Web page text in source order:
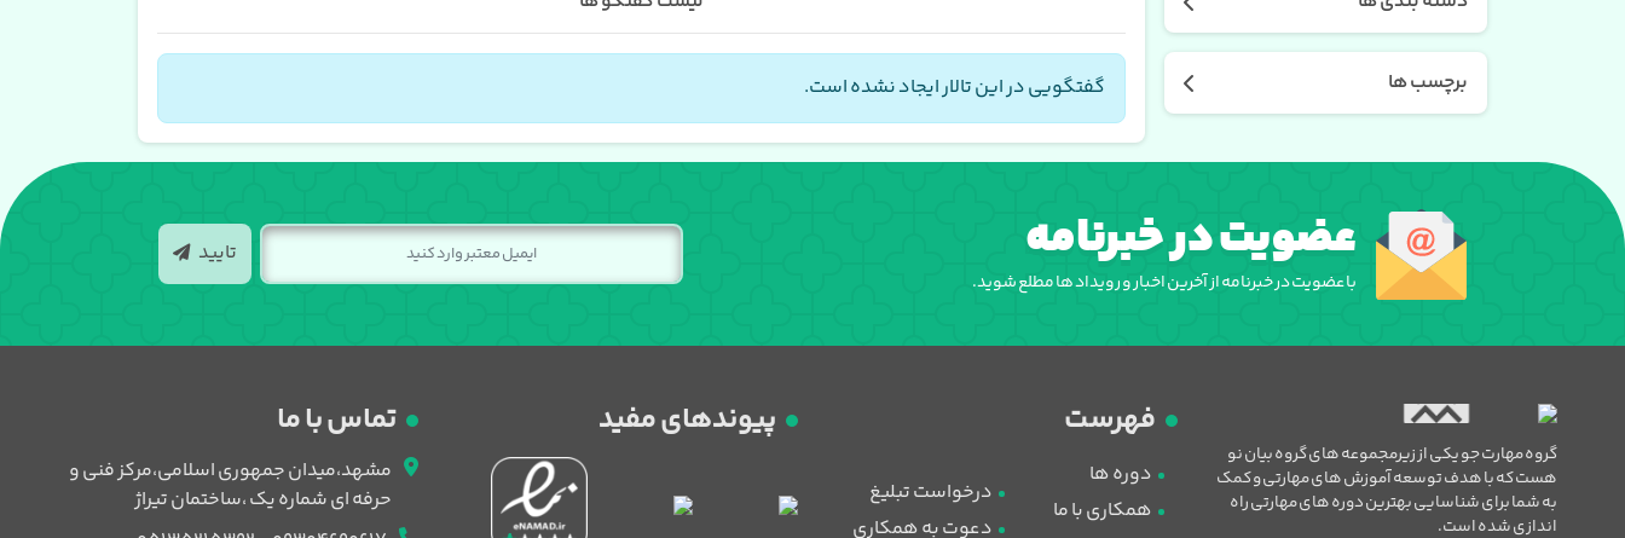
برچسب ها گفتگویی در این تالار ایجاد نشده است.
عضویت در خبرنامه
با عضویت در خبرنامه از آخرین اخبار و رویداد ها مطلع شوید.
تایید
گروه مهارت جو یکی از زیرمجموعه های گروه بیان نو
هست که با هدف توسعه آموزش های مهارتی و کمک
به شما برای شناسایی بهترین دوره های مهارتی راه
اندازی شده است.
فهرست
دوره ها
همکاری با ما
درخواست تبلیغ
دعوت به همکاری
پیوندهای مفید تماس با ما
مشهد،میدان جمهوری اسلامی،مرکز فنی و
حرفه ای شماره یک ،ساختمان تیراژ